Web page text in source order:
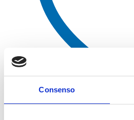
Consenso